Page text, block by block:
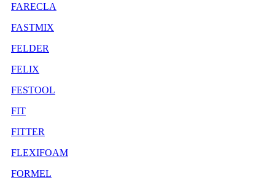
FARECLA
FASTMIX
FELDER
FELIX
FESTOOL
FIT
FITTER
FLEXIFOAM
FORMEL